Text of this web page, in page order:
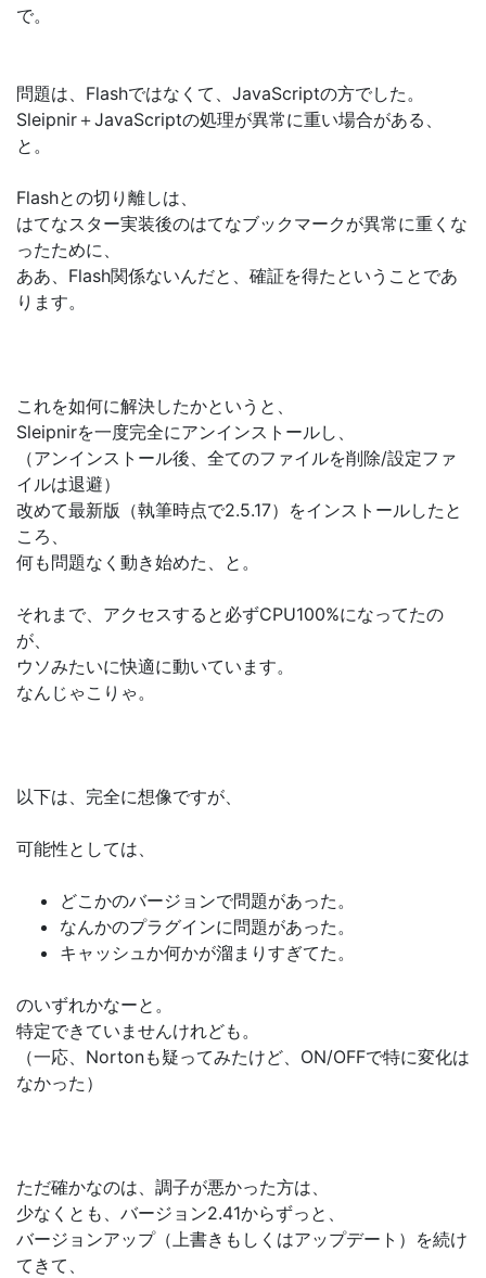
で。
問題は、Flashではなくて、JavaScriptの方でした。
Sleipnir＋JavaScriptの処理が異常に重い場合がある、
と。
Flashとの切り離しは、
はてなスター実装後のはてなブックマークが異常に重くな
ったために、
ああ、Flash関係ないんだと、確証を得たということであ
ります。
これを如何に解決したかというと、
Sleipnirを一度完全にアンインストールし、
（アンインストール後、全てのファイルを削除/設定ファ
イルは退避）
改めて最新版（執筆時点で2.5.17）をインストールしたと
ころ、
何も問題なく動き始めた、と。
それまで、アクセスすると必ずCPU100%になってたの
が、
ウソみたいに快適に動いています。
なんじゃこりゃ。
以下は、完全に想像ですが、
可能性としては、
どこかのバージョンで問題があった。
なんかのプラグインに問題があった。
キャッシュか何かが溜まりすぎてた。
のいずれかなーと。
特定できていませんけれども。
（一応、Nortonも疑ってみたけど、ON/OFFで特に変化は
なかった）
ただ確かなのは、調子が悪かった方は、
少なくとも、バージョン2.41からずっと、
バージョンアップ（上書きもしくはアップデート）を続け
てきて、